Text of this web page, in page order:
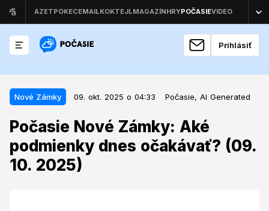
Prihlásiť
Nové Zámky 09. okt. 2025 o 04:33 Počasie, AI Generated
Počasie Nové Zámky: Aké
podmienky dnes očakávať? (09.
10. 2025)
Nové Zámky 09. okt. 2025 o 04:33
Počasie Nové Zámky: Aké
podmienky dnes očakávať? (09.
10. 2025)